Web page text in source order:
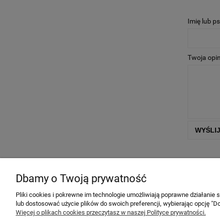
Imię lub
Twoja
WYŚLIJ
Informacje
Regulamin sklepu
Polityka prywatności
Dbamy o Twoją prywatność
Pliki cookies i pokrewne im technologie umożliwiają poprawne
lub dostosować użycie plików do swoich preferencji, wybierając opcję
Więcej o plikach cookies przeczytasz w naszej Polityce prywatności.